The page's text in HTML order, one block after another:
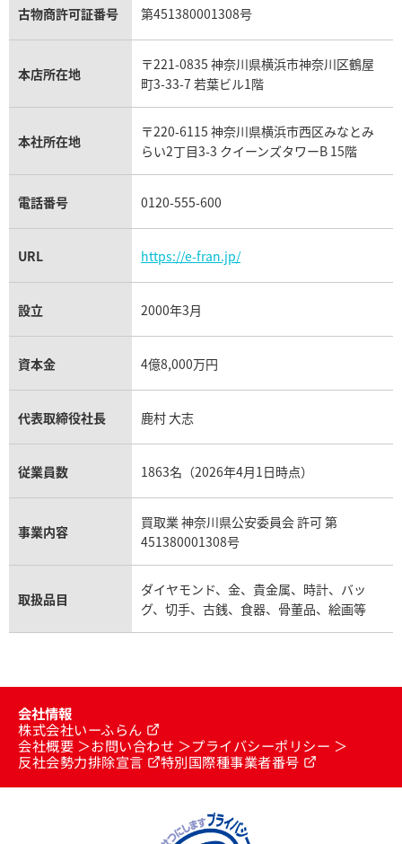
アクアマリン買取
オメガ買取
カルティエ買取
フランク ミュラー買取
リシャール・ミル買取
パネライ買取
チューダー（チュードル）買取
プラダ買取
モーブッサン買取
古物商許可証番号 第451380001308号
本店所在地
〒221-0835 神奈川県横浜市神奈川区鶴屋
町3-33-7 若葉ビル1階
本社所在地
〒220-6115 神奈川県横浜市西区みなとみ
らい2丁目3-3 クイーンズタワーB 15階
電話番号 0120-555-600
URL https://e-fran.jp/
設立 2000年3月
資本金 4億8,000万円
代表取締役社長 鹿村 大志
従業員数 1863名（2026年4月1日時点）
事業内容
買取業 神奈川県公安委員会 許可 第
451380001308号
取扱品目
ダイヤモンド、金、貴金属、時計、バッ
グ、切手、古銭、食器、骨董品、絵画等
会社情報
株式会社いーふらん
会社概要
お問い合わせ
プライバシーポリシー
反社会勢力排除宣言
特別国際種事業者番号